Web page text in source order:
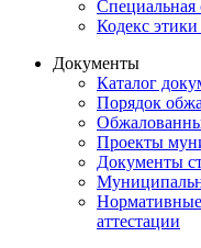
Специальная
Кодекс
Документы
Каталог
Порядок
Проекты
Документы
аттестации